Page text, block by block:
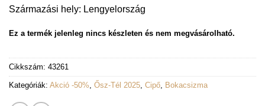
Származási hely: Lengyelország
Ez a termék jelenleg nincs készleten és nem megvásárolható.
Cikkszám: 43261
Kategóriák: Akció -50%, Ősz-Tél 2025, Cipő, Bokacsizma